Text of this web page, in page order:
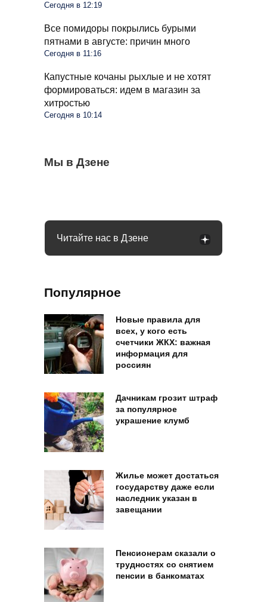
Сегодня в 12:19
Все помидоры покрылись бурыми
пятнами в августе: причин много
Сегодня в 11:16
Капустные кочаны рыхлые и не хотят
формироваться: идем в магазин за
хитростью
Сегодня в 10:14
Мы в Дзене
Спасаем огород от сорняков с помощью
гремучей смеси: раствор простой,
Розы покрылись пятнами в августе:
Не издевайтесь над огурцами в августе:
Читайте нас в Дзене
Популярное
Новые правила для
всех, у кого есть
счетчики ЖКХ: важная
информация для
россиян
Дачникам грозит штраф
за популярное
украшение клумб
Жилье может достаться
государству даже если
наследник указан в
завещании
Пенсионерам сказали о
трудностях со снятием
пенсии в банкоматах